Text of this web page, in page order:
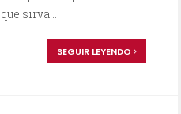
sirva...
SEGUIR LEYENDO